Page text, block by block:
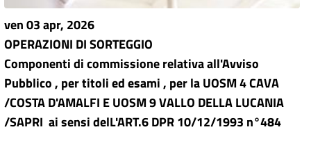
ven 03 apr, 2026
OPERAZIONI DI SORTEGGIO
Componenti di commissione relativa all'Avviso
Pubblico , per titoli ed esami , per la UOSM 4 CAVA
/COSTA D'AMALFI E UOSM 9 VALLO DELLA LUCANIA
/SAPRI ai sensi delL'ART.6 DPR 10/12/1993 n°484